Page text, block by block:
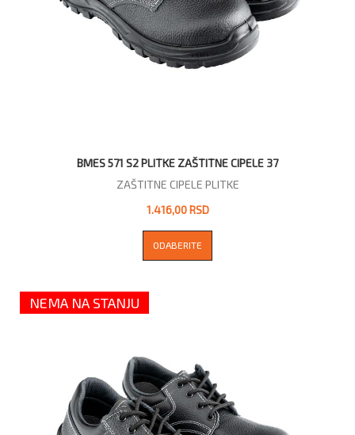
BMES 571 S2 PLITKE ZAŠTITNE CIPELE 37
ZAŠTITNE CIPELE PLITKE
1.416,00 RSD
ODABERITE
NEMA NA STANJU